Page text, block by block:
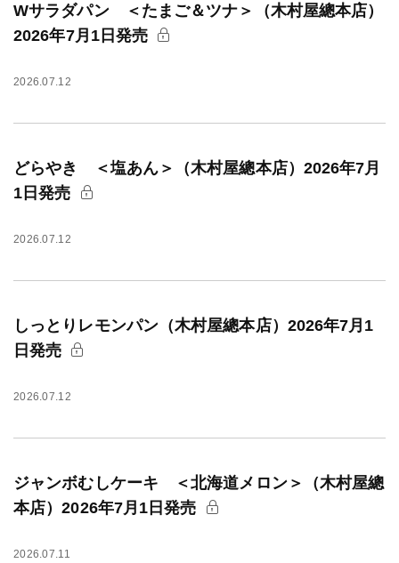
Wサラダパン ＜たまご＆ツナ＞（木村屋總本店）
2026年7月1日発売
2026.07.12
どらやき ＜塩あん＞（木村屋總本店）2026年7月
1日発売
2026.07.12
しっとりレモンパン（木村屋總本店）2026年7月1
日発売
2026.07.12
ジャンボむしケーキ ＜北海道メロン＞（木村屋總
本店）2026年7月1日発売
2026.07.11